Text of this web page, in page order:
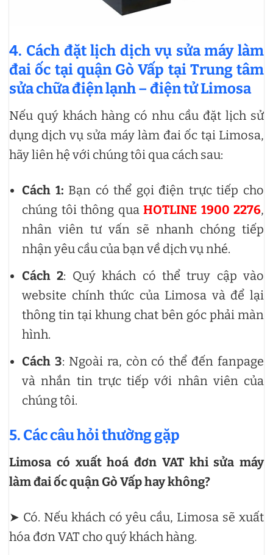
4. Cách đặt lịch dịch vụ sửa máy làm
đai ốc tại quận Gò Vấp tại Trung tâm
sửa chữa điện lạnh – điện tử Limosa
Nếu quý khách hàng có nhu cầu đặt lịch sử
dụng dịch vụ sửa máy làm đai ốc tại Limosa,
hãy liên hệ với chúng tôi qua cách sau:
Cách 1: Bạn có thể gọi điện trực tiếp cho
chúng tôi thông qua HOTLINE 1900 2276,
nhân viên tư vấn sẽ nhanh chóng tiếp
nhận yêu cầu của bạn về dịch vụ nhé.
Cách 2: Quý khách có thể truy cập vào
website chính thức của Limosa và để lại
thông tin tại khung chat bên góc phải màn
hình.
Cách 3: Ngoài ra, còn có thể đến fanpage
và nhắn tin trực tiếp với nhân viên của
chúng tôi.
5. Các câu hỏi thường gặp
Limosa có xuất hoá đơn VAT khi sửa máy
làm đai ốc quận Gò Vấp hay không?
➤ Có. Nếu khách có yêu cầu, Limosa sẽ xuất
hóa đơn VAT cho quý khách hàng.